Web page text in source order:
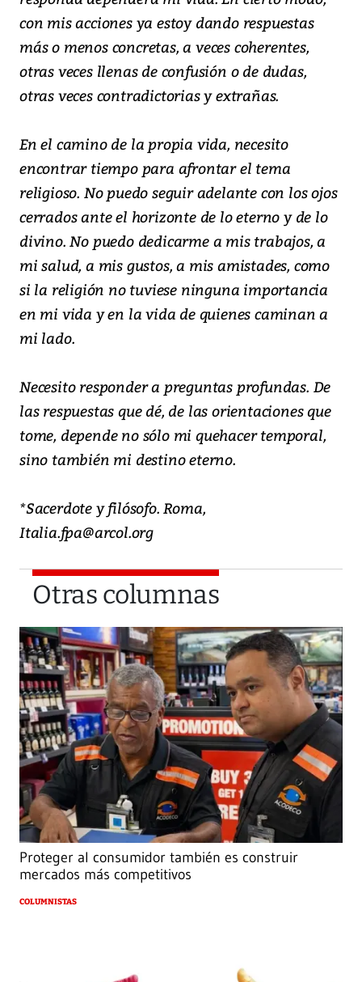
con mis acciones ya estoy dando respuestas
más o menos concretas, a veces coherentes,
otras veces llenas de confusión o de dudas,
otras veces contradictorias y extrañas.
En el camino de la propia vida, necesito
encontrar tiempo para afrontar el tema
religioso. No puedo seguir adelante con los ojos
cerrados ante el horizonte de lo eterno y de lo
divino. No puedo dedicarme a mis trabajos, a
mi salud, a mis gustos, a mis amistades, como
si la religión no tuviese ninguna importancia
en mi vida y en la vida de quienes caminan a
mi lado.
Necesito responder a preguntas profundas. De
las respuestas que dé, de las orientaciones que
tome, depende no sólo mi quehacer temporal,
sino también mi destino eterno.
*Sacerdote y filósofo. Roma,
Italia.fpa@arcol.org
Otras columnas
Proteger al consumidor también es construir
mercados más competitivos
COLUMNISTAS